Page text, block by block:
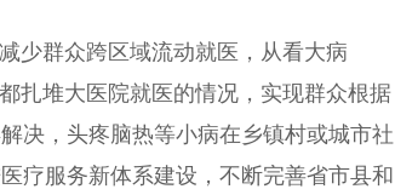
群众跨区域流动就医，从看大病
扎堆大医院就医的情况，实现群众根据
决，头疼脑热等小病在乡镇村或城市社
疗服务新体系建设，不断完善省市县和